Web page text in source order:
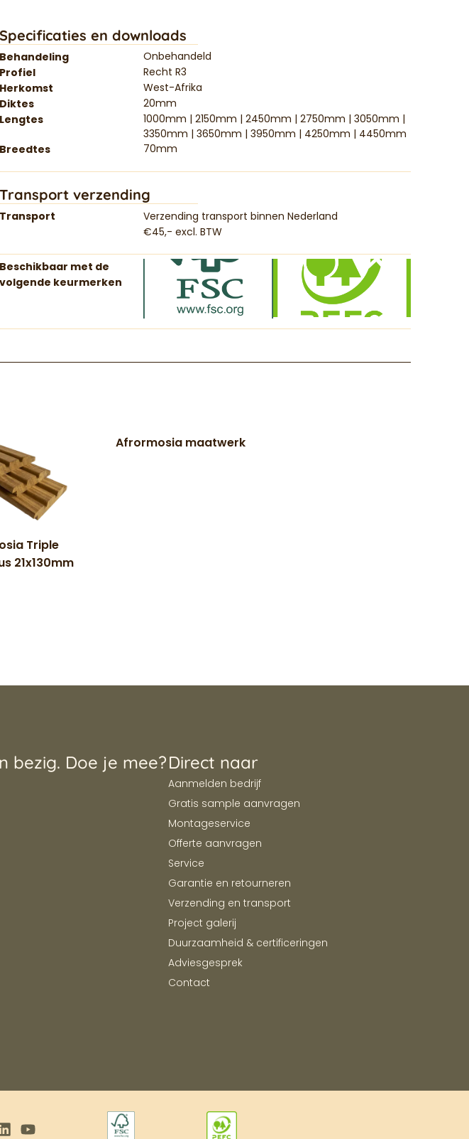
Specificaties en downloads
Behandeling
Onbehandeld
Profiel
Recht R3
Herkomst
West-Afrika
Diktes
20mm
Lengtes
1000mm | 2150mm | 2450mm | 2750mm | 3050mm |
3350mm | 3650mm | 3950mm | 4250mm | 4450mm
Breedtes
70mm
Transport verzending
Transport
Verzending transport binnen Nederland
€45,- excl. BTW
Beschikbaar met de
volgende keurmerken
Triple
21x130mm
Afrormosia maatwerk
bezig. Doe je mee?Direct naar
Aanmelden bedrijf
Gratis sample aanvragen
Montageservice
Offerte aanvragen
Service
Garantie en retourneren
Verzending en transport
Project galerij
Duurzaamheid & certificeringen
Adviesgesprek
Contact